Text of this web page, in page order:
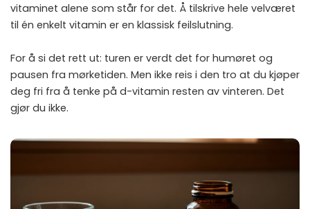
vitaminet alene som står for det. Å tilskrive hele velværet
til én enkelt vitamin er en klassisk feilslutning.
For å si det rett ut: turen er verdt det for humøret og
pausen fra mørketiden. Men ikke reis i den tro at du kjøper
deg fri fra å tenke på d-vitamin resten av vinteren. Det
gjør du ikke.